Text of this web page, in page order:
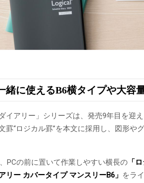
緒に使えるB6横タイプや大容
ダイアリー」シリーズは、発売9年目を迎
罫“ロジカル罫”を本文に採用し、図形
PCの前に置いて作業しやすい横長の 「
リー カバータイプ マンスリーB6」 をラ